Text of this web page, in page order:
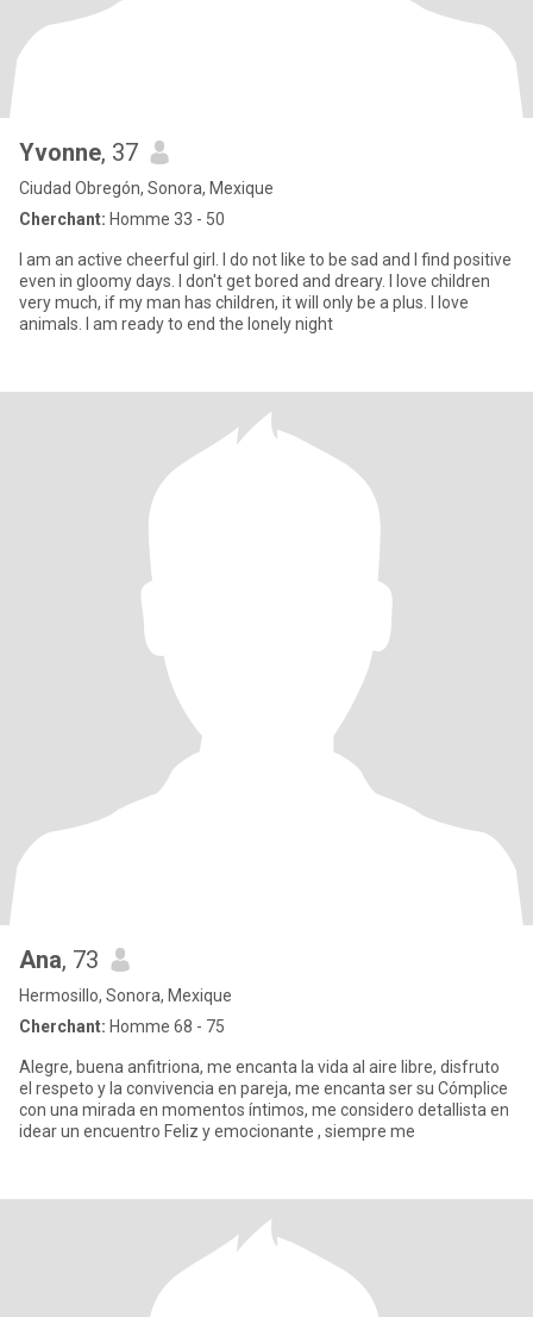
Yvonne, 37
Ciudad Obregón, Sonora, Mexique
Cherchant: Homme 33 - 50
I am an active cheerful girl. I do not like to be sad and I find positive
even in gloomy days. I don't get bored and dreary. I love children
very much, if my man has children, it will only be a plus. I love
animals. I am ready to end the lonely night
Ana, 73
Hermosillo, Sonora, Mexique
Cherchant: Homme 68 - 75
Alegre, buena anfitriona, me encanta la vida al aire libre, disfruto
el respeto y la convivencia en pareja, me encanta ser su Cómplice
con una mirada en momentos íntimos, me considero detallista en
idear un encuentro Feliz y emocionante , siempre me